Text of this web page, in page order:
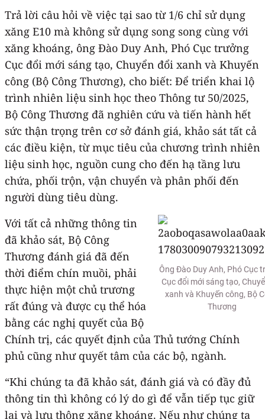
Trả lời câu hỏi về việc tại sao từ 1/6 chỉ sử dụng
xăng E10 mà không sử dụng song song cùng với
xăng khoáng, ông Đào Duy Anh, Phó Cục trưởng
Cục đổi mới sáng tạo, Chuyển đổi xanh và Khuyến
công (Bộ Công Thương), cho biết: Để triển khai lộ
trình nhiên liệu sinh học theo Thông tư 50/2025,
Bộ Công Thương đã nghiên cứu và tiến hành hết
sức thận trọng trên cơ sở đánh giá, khảo sát tất cả
các điều kiện, từ mục tiêu của chương trình nhiên
liệu sinh học, nguồn cung cho đến hạ tầng lưu
chứa, phối trộn, vận chuyển và phân phối đến
người dùng tiêu dùng.
Ông Đào Duy Anh, Phó Cục
Cục đổi mới sáng tạo,
xanh và Khuyến công, Bộ
Thương
Với tất cả những thông tin
đã khảo sát, Bộ Công
Thương đánh giá đã đến
thời điểm chín muồi, phải
thực hiện một chủ trương
rất đúng và được cụ thể hóa
bằng các nghị quyết của Bộ
Chính trị, các quyết định của Thủ tướng Chính
phủ cũng như quyết tâm của các bộ, ngành.
“Khi chúng ta đã khảo sát, đánh giá và có đầy đủ
thông tin thì không có lý do gì để vẫn tiếp tục giữ
lại và lưu thông xăng khoáng. Nếu như chúng ta